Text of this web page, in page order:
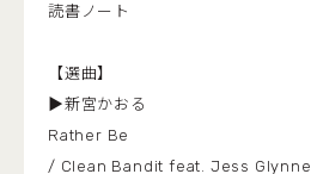
読書ノート
【選曲】
▶新宮かおる
Rather Be
/ Clean Bandit feat. Jess Glynne